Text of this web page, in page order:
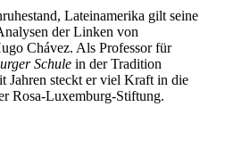
Lateinamerika gilt seine
der Linken von
Chávez. Als Professor für
Schule in der Tradition
Jahren steckt er viel Kraft in die
Rosa-Luxemburg-Stiftung.